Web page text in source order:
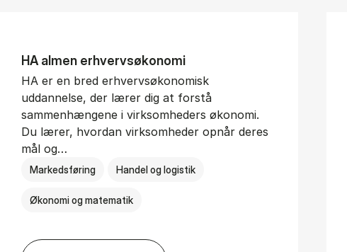
HA al­men erhvervs­økonomi
HA er en bred erhvervsøkonomisk
uddannelse, der lærer dig at forstå
sammenhængene i virksomheders økonomi.
Du lærer, hvordan virksomheder opnår deres
mål og…
Markedsføring Handel og logistik
Økonomi og matematik